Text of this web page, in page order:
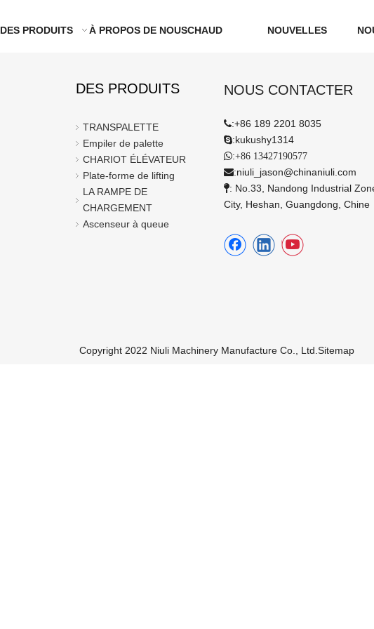
DES PRODUITS À PROPOS DE NOUSCHAUD NOUVELLES
DES PRODUITS
TRANSPALETTE
Empiler de palette
CHARIOT ÉLÉVATEUR
Plate-forme de lifting
LA RAMPE DE
CHARGEMENT
Ascenseur à queue
NOUS CONTACTER
:+86 189 2201 8035
:kukushy1314
:+86 13427190577
:niuli_jason@chinaniuli.com
: No.33, Nandong Industrial
City, Heshan, Guangdong, Chine
Copyright 2022 Niuli Machinery Manufacture Co., Ltd. Sitemap